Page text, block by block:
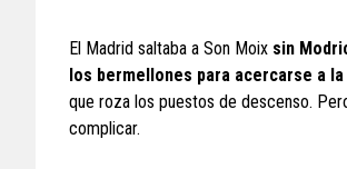
El Madrid saltaba a Son Moix sin
los bermellones para acercarse a
que roza los puestos de descenso.
complicar.